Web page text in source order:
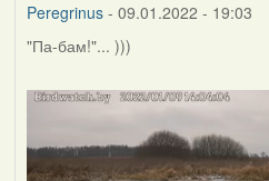
Peregrinus- 09.01.2022 - 19:03
"Па-бам!"... )))